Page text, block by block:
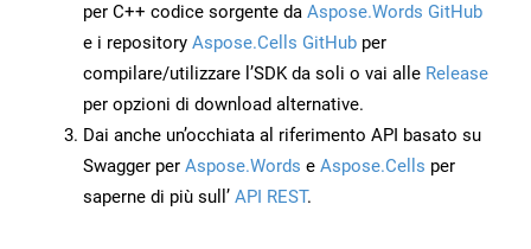
per C++ codice sorgente da Aspose.Words GitHub
e i repository Aspose.Cells GitHub per
compilare/utilizzare l’SDK da soli o vai alle Release
per opzioni di download alternative.
Dai anche un’occhiata al riferimento API basato su
Swagger per Aspose.Words e Aspose.Cells per
saperne di più sull’ API REST.